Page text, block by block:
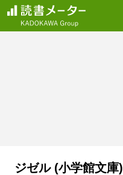
ジゼル (小学館文庫)